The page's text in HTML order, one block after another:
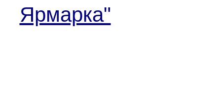
Ярмарка"